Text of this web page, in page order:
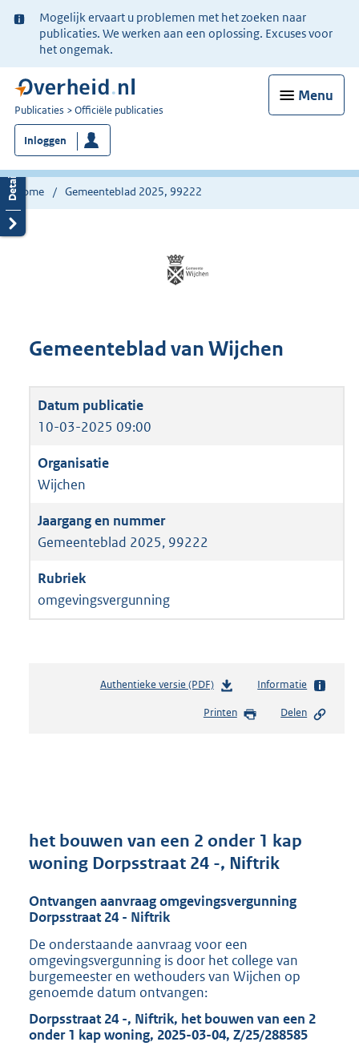
Ter
informatie:
Mogelijk ervaart u problemen met het zoeken naar
publicaties. We werken aan een oplossing. Excuses voor
het ongemak.
Menu
U
bent
nu
hier:
Publicaties Officiële publicaties
Inloggen
Home Gemeenteblad 2025, 99222
Gemeenteblad van Wijchen
10-03-2025 09:00
Wijchen
Gemeenteblad 2025, 99222
omgevingsvergunning
Authentieke versie (PDF)b
s
r
o
t
8
b
Informatie
Printen Delen
het bouwen van een 2 onder 1 kap
woning Dorpsstraat 24 -, Niftrik
Ontvangen aanvraag omgevingsvergunning
Dorpsstraat 24 - Niftrik
De onderstaande aanvraag voor een
omgevingsvergunning is door het college van
burgemeester en wethouders van Wijchen op
genoemde datum ontvangen:
Dorpsstraat 24 -, Niftrik, het bouwen van een 2
onder 1 kap woning, 2025-03-04, Z/25/288585